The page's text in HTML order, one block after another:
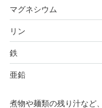
マグネシウム
リン
鉄
亜鉛
煮物や麺類の残り汁など